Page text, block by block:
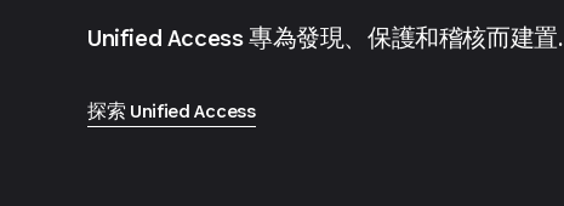
Unified Access 專為發現、保護和稽核而建置.
探索 Unified Access